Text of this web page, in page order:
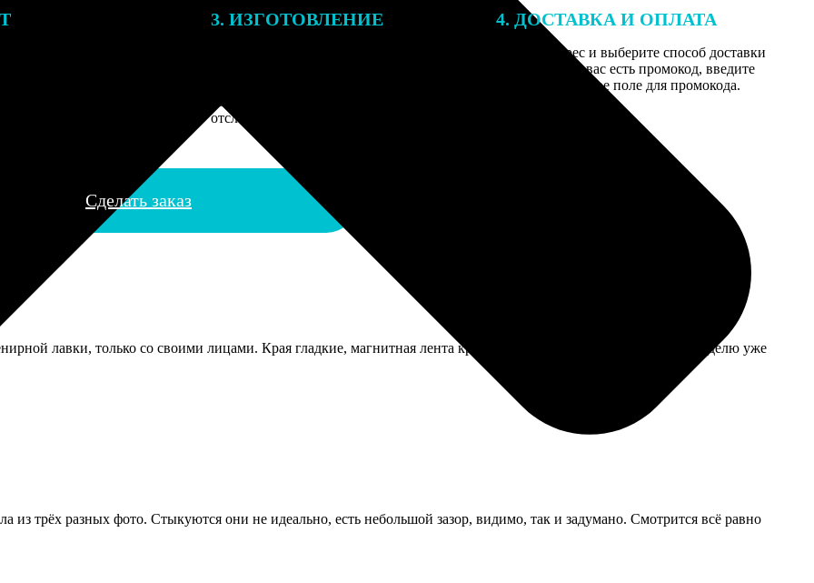
3. ИЗГОТОВЛЕНИЕ
отслеживания.
4. ДОСТАВКА И ОПЛАТА
Введите адрес и выберите способ доставки
заказа. Если у вас есть промокод, введите
его в специальное поле для промокода.
Сделать заказ
лавки, только со своими лицами. Края гладкие, магнитная лента крепко держится. Сделали быстро, за неделю уже
из трёх разных фото. Стыкуются они не идеально, есть небольшой зазор, видимо, так и задумано. Смотрится всё равно